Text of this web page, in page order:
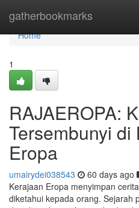
gatherbookmarks
Home
Home
1
RAJAEROPA:
Tersembunyi
Eropa
umairydei038543 60 days ago
Kerajaan Eropa menyimpan
diketahui kepada orang. Sejarah